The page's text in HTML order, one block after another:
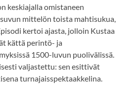
keskiajalla omistaneen
mittelön toista mahtisukua,
kertoi ajasta, jolloin Kustaa
kättä perintö- ja
1500-luvun puolivälissä.
valjastettu: sen esittivät
turnajaisspektaakkelina.